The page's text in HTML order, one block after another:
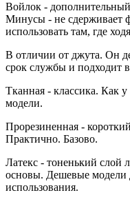
Войлок -
Минусы - не сдерживает
использовать там, где
В отличии от джута. Он
срок службы и подходит
Тканная - классика. Как
модели.
Прорезиненная -
Практично. Базово.
Латекс - тоненький слой
основы. Дешевые модели
использования.